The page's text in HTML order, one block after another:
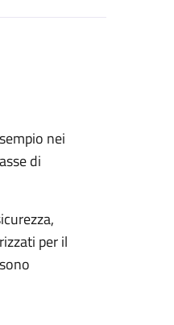
nei
di
per il